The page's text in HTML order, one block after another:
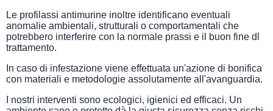
Le profilassi antimurine inoltre identificano eventuali
anomalie ambientali, strutturali o comportamentali che
potrebbero interferire con la normale prassi e il buon fine dl
trattamento.
In caso di infestazione viene effettuata un'azione di bonifica
con materiali e metodologie assolutamente all'avanguardia.
I nostri interventi sono ecologici, igienici ed efficaci. Un